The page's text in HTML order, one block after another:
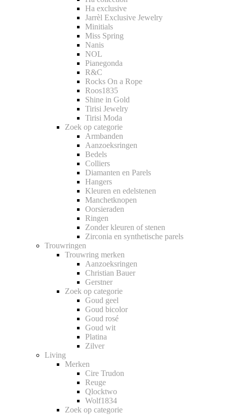
Ha exclusive
Jarrèl Exclusive Jewelry
Minitials
Miss Spring
Nanis
NOL
Pianegonda
R&C
Rocks On a Rope
Roos1835
Shine in Gold
Tirisi Jewelry
Tirisi Moda
Zoek op categorie
Armbanden
Aanzoeksringen
Bedels
Colliers
Diamanten en Parels
Hangers
Kleuren en edelstenen
Manchetknopen
Oorsieraden
Ringen
Zonder kleuren of stenen
Zirconia en synthetische parels
Trouwringen
Trouwring merken
Aanzoeksringen
Christian Bauer
Gerstner
Zoek op categorie
Goud geel
Goud bicolor
Goud rosé
Goud wit
Platina
Zilver
Living
Merken
Cire Trudon
Reuge
Qlocktwo
Wolf1834
Zoek op categorie